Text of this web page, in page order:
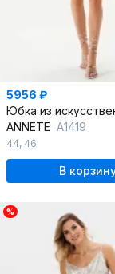
5956 ₽
ANNETE A1419
44, 46
В
%